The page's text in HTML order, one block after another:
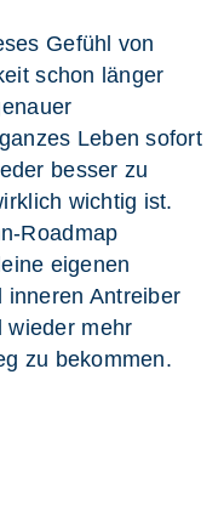
Gefühl von
schon länger
Leben sofort
besser zu
wichtig ist.
Roadmap
eigenen
inneren Antreiber
wieder mehr
zu bekommen.